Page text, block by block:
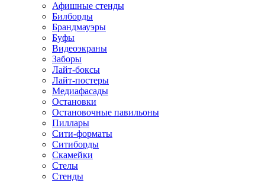
Афишные стенды
Билборды
Брандмауэры
Буфы
Видеоэкраны
Заборы
Лайт-боксы
Лайт-постеры
Медиафасады
Остановки
Остановочные павильоны
Пиллары
Сити-форматы
Ситиборды
Скамейки
Стелы
Стенды